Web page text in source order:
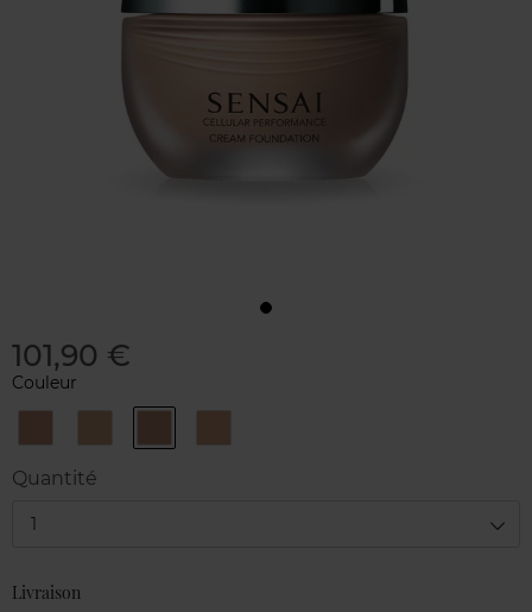
101,90 €
Couleur
Warm
Beige
NaturalAmber12
Quantité
1
Livraison